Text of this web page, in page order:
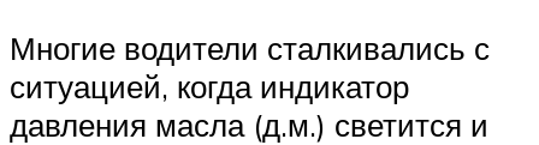
Многие водители сталкивались с
ситуацией, когда индикатор
давления масла (д.м.) светится и